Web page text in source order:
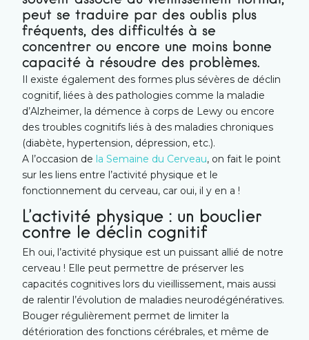
peut se traduire par des oublis plus
fréquents, des difficultés à se
concentrer ou encore une moins bonne
capacité à résoudre des problèmes.
Il existe également des formes plus sévères de déclin
cognitif, liées à des pathologies comme la maladie
d’Alzheimer, la démence à corps de Lewy ou encore
des troubles cognitifs liés à des maladies chroniques
(diabète, hypertension, dépression, etc.).
A l’occasion de la Semaine du Cerveau, on fait le point
sur les liens entre l’activité physique et le
fonctionnement du cerveau, car oui, il y en a !
L’activité physique : un bouclier
contre le déclin cognitif
Eh oui, l’activité physique est un puissant allié de notre
cerveau ! Elle peut permettre de préserver les
capacités cognitives lors du vieillissement, mais aussi
de ralentir l’évolution de maladies neurodégénératives.
Bouger régulièrement permet de limiter la
détérioration des fonctions cérébrales, et même de